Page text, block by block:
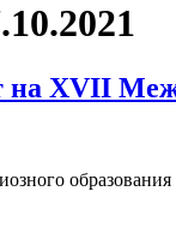
на XVII